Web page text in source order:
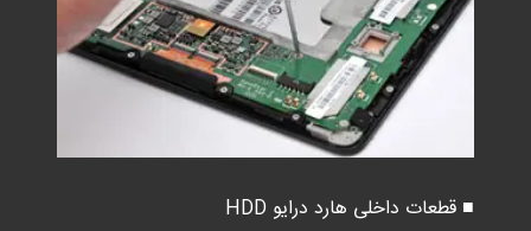
■ قطعات داخلی هارد درایو HDD